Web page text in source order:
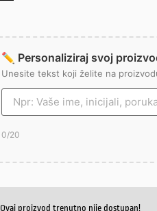
✏️ Personaliziraj svoj
Unesite tekst koji želite na
0/20
Ovaj proizvod trenutno nije dostupan!